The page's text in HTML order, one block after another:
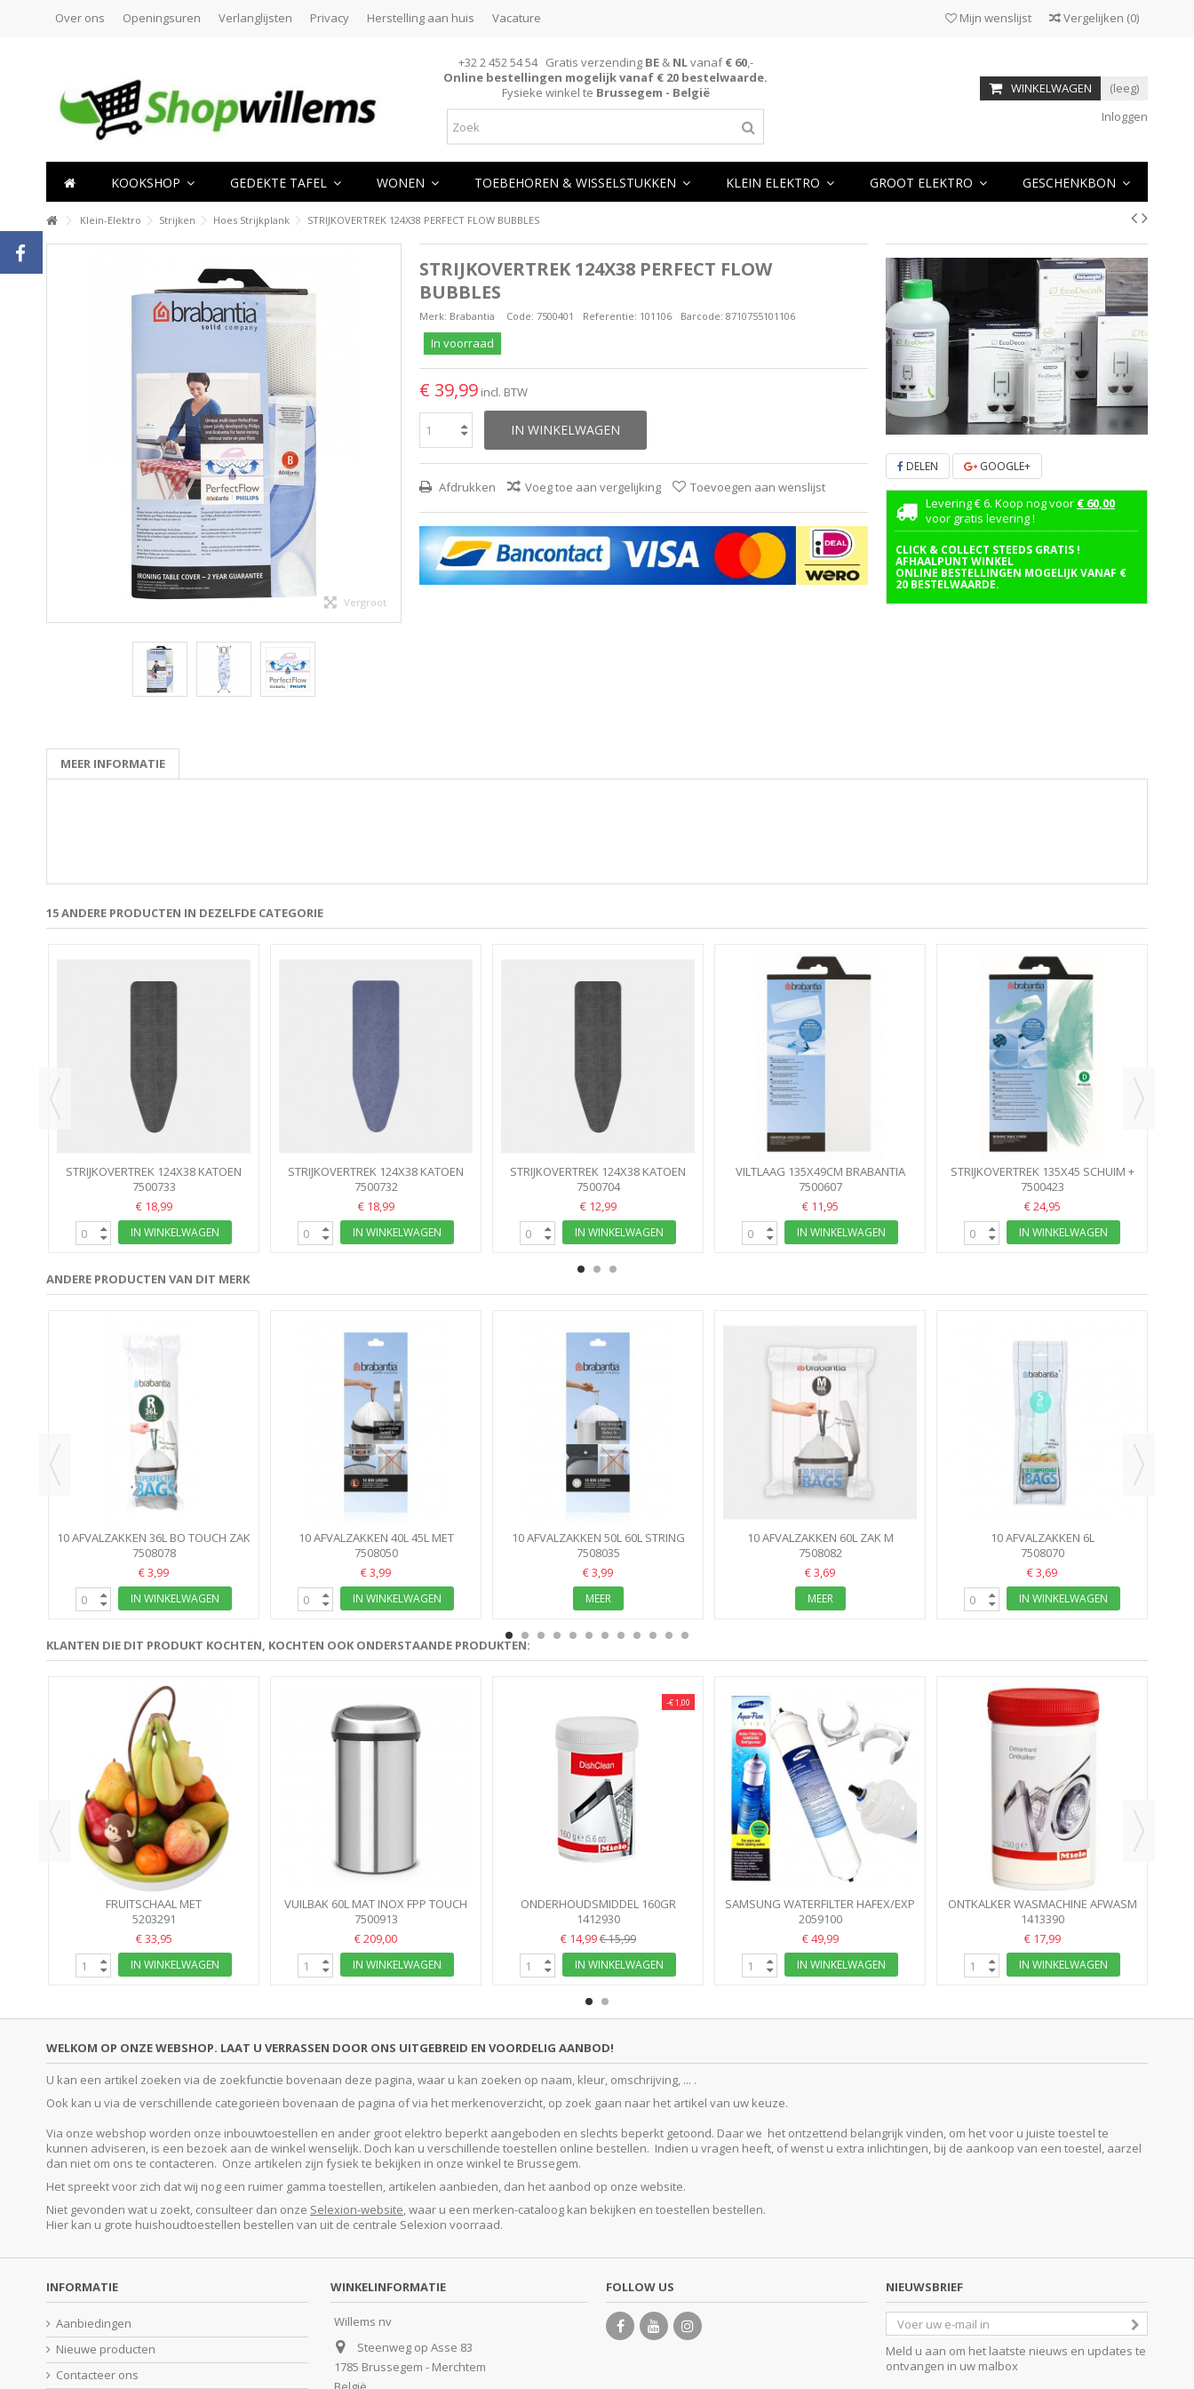
Over ons Openingsuren Verlanglijsten Privacy Herstelling aan huis Vacature Vergelijken (0)
Mijn wenslijst
+32 2 452 54 54 Gratis verzending BE& NLvanaf€ 60,-
Online bestellingen mogelijk vanaf € 20 bestelwaarde.
Fysieke winkel te Brussegem - België WINKELWAGEN
(leeg)
Inloggen
KOOKSHOP GEDEKTE TAFEL WONEN TOEBEHOREN & WISSELSTUKKEN KLEIN ELEKTRO GROOT ELEKTRO GESCHENKBON
Klein-Elektro Strijken Hoes Strijkplank STRIJKOVERTREK 124X38 PERFECT FLOW BUBBLES
Vergroot
STRIJKOVERTREK 124X38 PERFECT FLOW
BUBBLES
Merk: Brabantia Code: 7500401 Referentie: 101106 Barcode: 8710755101106
In voorraad
€ 39,99 incl. BTW
IN WINKELWAGEN
Afdrukken Voeg toe aan vergelijking Toevoegen aan wenslijst
DELEN GOOGLE+
Levering € 6. Koop nog voor € 60,00
voor gratis levering !
CLICK & COLLECT STEEDS GRATIS !
AFHAALPUNT WINKEL
ONLINE BESTELLINGEN MOGELIJK VANAF €
20 BESTELWAARDE.
MEER INFORMATIE
15 ANDERE PRODUCTEN IN DEZELFDE CATEGORIE
STRIJKOVERTREK 124X38 KATOEN
DENIM BLACK STRIJKPLANKHOES...
7500733
€ 18,99
IN WINKELWAGEN
STRIJKOVERTREK 124X38 KATOEN
DENIM BLUE STRIJKPLANKHOES...
7500732
€ 18,99
IN WINKELWAGEN
STRIJKOVERTREK 124X38 KATOEN
DENIM BLACK STRIJKPLANKHOES...
7500704
€ 12,99
IN WINKELWAGEN
VILTLAAG 135X49CM BRABANTIA
UNIVERSEEL MOLTON
7500607
€ 11,95
IN WINKELWAGEN
STRIJKOVERTREK 135X45 SCHUIM +
VILT
7500423
€ 24,95
IN WINKELWAGEN
ANDERE PRODUCTEN VAN DIT MERK
10 AFVALZAKKEN 36L BO TOUCH ZAK
R PERFECTFIT
7508078
€ 3,99
IN WINKELWAGEN
10 AFVALZAKKEN 40L 45L MET
STRING ZAK L
7508050
€ 3,99
IN WINKELWAGEN
10 AFVALZAKKEN 50L 60L STRING
ZAK H
7508035
€ 3,99
MEER
10 AFVALZAKKEN 60L ZAK M
BRABANTIA PERFECTFIT
7508082
€ 3,69
MEER
10 AFVALZAKKEN 6L
COMPOSTEERBAAR ZAK S
7508070
€ 3,69
IN WINKELWAGEN
KLANTEN DIE DIT PRODUKT KOCHTEN, KOCHTEN OOK ONDERSTAANDE PRODUKTEN:
FRUITSCHAAL MET
BANANENSTAANDER MONKEY
BANANENHOUDER
5203291
€ 33,95
IN WINKELWAGEN
VUILBAK 60L MAT INOX FPP TOUCH
BIN H
7500913
€ 209,00
IN WINKELWAGEN
-€ 1,00
ONDERHOUDSMIDDEL 160GR
DISHCLEAN AFWASM.ONTVET EN...
1412930
€ 14,99€ 15,99
IN WINKELWAGEN
SAMSUNG WATERFILTER HAFEX/EXP
EXTERN VERVANGER WSF100...
2059100
€ 49,99
IN WINKELWAGEN
ONTKALKER WASMACHINE AFWASM
MIELE 250GR 2XJAAR: ONTKALKEN...
1413390
€ 17,99
IN WINKELWAGEN
WELKOM OP ONZE WEBSHOP. LAAT U VERRASSEN DOOR ONS UITGEBREID EN VOORDELIG AANBOD!
U kan een artikel zoeken via de zoekfunctie bovenaan deze pagina, waar u kan zoeken op naam, kleur, omschrijving, ... .
Ook kan u via de verschillende categorieën bovenaan de pagina of via het merkenoverzicht, op zoek gaan naar het artikel van uw keuze.
Via onze webshop worden onze inbouwtoestellen en ander groot elektro beperkt aangeboden en slechts beperkt getoond. Daar we het ontzettend belangrijk vinden, om het voor u juiste toestel te
kunnen adviseren, is een bezoek aan de winkel wenselijk. Doch kan u verschillende toestellen online bestellen. Indien u vragen heeft, of wenst u extra inlichtingen, bij de aankoop van een toestel, aarzel
dan niet om ons te contacteren. Onze artikelen zijn fysiek te bekijken in onze winkel te Brussegem.
Het spreekt voor zich dat wij nog een ruimer gamma toestellen, artikelen aanbieden, dan het aanbod op onze website.
Niet gevonden wat u zoekt, consulteer dan onze Selexion-website, waar u een merken-cataloog kan bekijken en toestellen bestellen.
Hier kan u grote huishoudtoestellen bestellen van uit de centrale Selexion voorraad.
INFORMATIE
Aanbiedingen
Nieuwe producten
Contacteer ons
WINKELINFORMATIE
Willems nv
Steenweg op Asse 83
1785 Brussegem - Merchtem
FOLLOW US NIEUWSBRIEF
Meld u aan om het laatste nieuws en updates te
ontvangen in uw malbox